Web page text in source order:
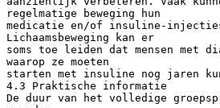
regelmatige beweging hun
medicatie en/of insuline-
Lichaamsbeweging kan er
soms toe leiden dat mensen met
waarop ze moeten
starten met insuline nog jaren
4.3 Praktische informatie
De duur van het volledige